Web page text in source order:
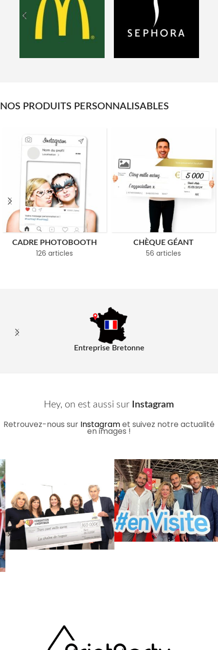
NOS PRODUITS PERSONNALISABLES
CADRE PHOTOBOOTH
126 articles
CHÈQUE GÉANT
56 articles
Entreprise Bretonne
Hey, on est aussi sur Instagram
Retrouvez-nous sur Instagramet suivez notre actualité
en images !